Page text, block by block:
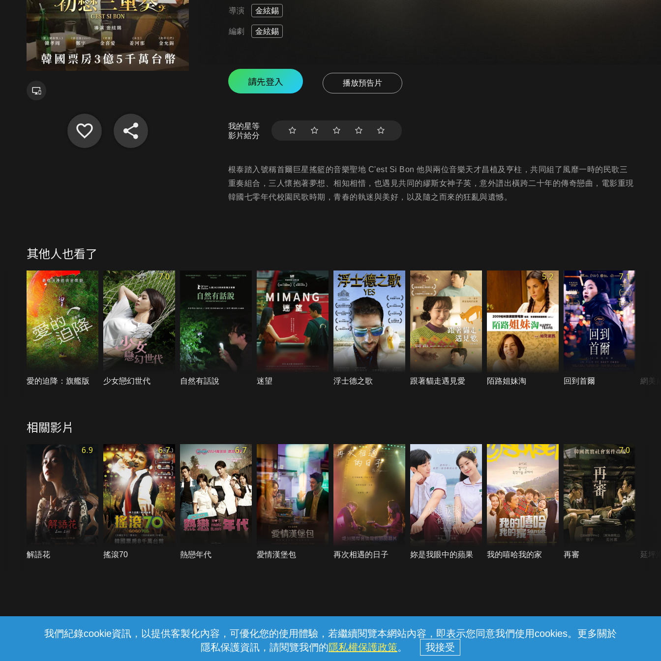
我們紀錄cookie資訊，以提供客製化內容，可優化您的使用體驗，若繼續閱覽本網站內容，即表示您同意我們使用cookies。更多關於
隱私保護資訊，請閱覽我們的隱私權保護政策。
導演 金絃錫
編劇 金絃錫
請先登入 播放預告片
我的星等
影片給分
根泰踏入號稱首爾巨星搖籃的音樂聖地 C'est Si Bon 他與兩位音樂天才昌植及亨柱，共同組了風靡一時的民歌三
重奏組合，三人懷抱著夢想、相知相惜，也遇見共同的繆斯女神子英，意外譜出橫跨二十年的傳奇戀曲，電影重現
韓國七零年代校園民歌時期，青春的執迷與美好，以及隨之而來的狂亂與遺憾。
其他人也看了
愛的迫降：旗艦版
7.0
少女戀幻世代 自然有話說 迷望 浮士德之歌 跟著貓走遇見愛
5.2
陌路姐妹淘
7.1
回到首爾 網美
相關影片
6.9
解語花
6.7
搖滾70
6.7
熱戀年代 愛情漢堡包 再次相遇的日子
7.0
妳是我眼中的蘋果 我的嘻哈我的家
7.0
再審 延坪
線上客服 服務條款 隱私權保護
中華電信股份有限公司個人家庭分公司 (統一編號：96979949) © 2026